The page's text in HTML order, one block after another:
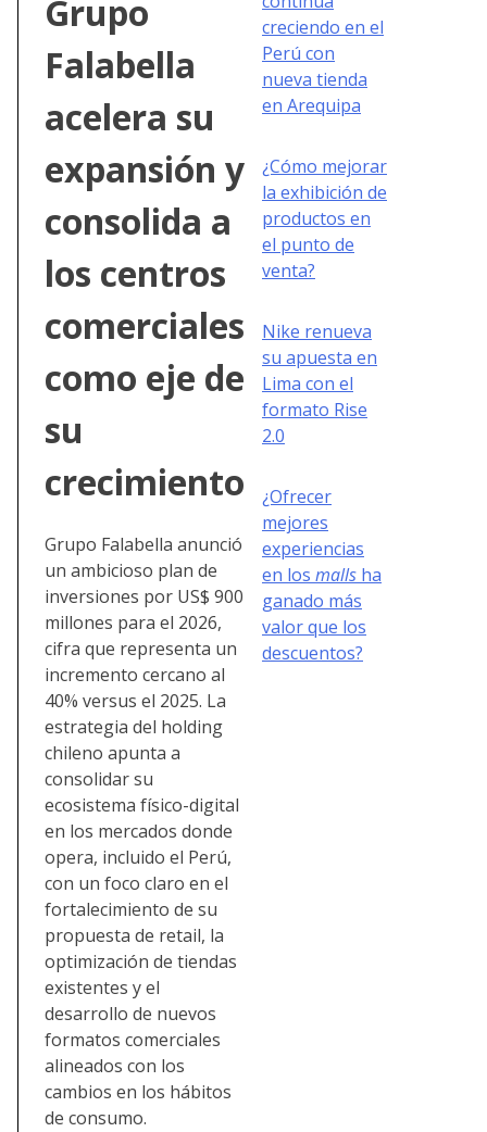
Grupo
Falabella
acelera su
expansión y
consolida a
los centros
comerciales
como eje de
su
crecimiento
Grupo Falabella anunció
un ambicioso plan de
inversiones por US$ 900
millones para el 2026,
cifra que representa un
incremento cercano al
40% versus el 2025. La
estrategia del holding
chileno apunta a
consolidar su
ecosistema físico-digital
en los mercados donde
opera, incluido el Perú,
con un foco claro en el
fortalecimiento de su
propuesta de retail, la
optimización de tiendas
existentes y el
desarrollo de nuevos
formatos comerciales
alineados con los
cambios en los hábitos
de consumo.
creciendo en el
Perú con
nueva tienda
en Arequipa
¿Cómo mejorar
la exhibición de
productos en
el punto de
venta?
Nike renueva
su apuesta en
Lima con el
formato Rise
2.0
¿Ofrecer
mejores
experiencias
en los malls ha
ganado más
valor que los
descuentos?